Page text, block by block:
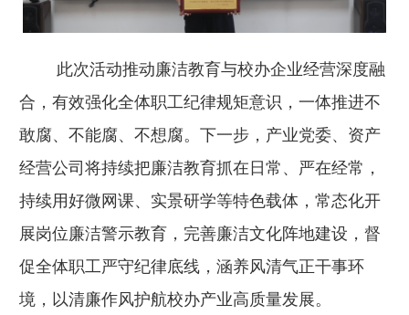
此次活动推动廉洁教育与校办企业经营深度融
合，有效强化全体职工纪律规矩意识，一体推进不
敢腐、不能腐、不想腐。下一步，产业党委、资产
经营公司将持续把廉洁教育抓在日常、严在经常，
持续用好微网课、实景研学等特色载体，常态化开
展岗位廉洁警示教育，完善廉洁文化阵地建设，督
促全体职工严守纪律底线，涵养风清气正干事环
境，以清廉作风护航校办产业高质量发展。